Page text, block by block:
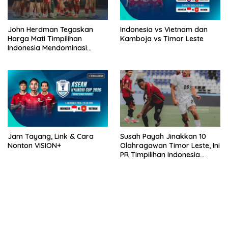
John Herdman Tegaskan
Harga Mati Timpilihan
Indonesia Mendominasi
Indonesia vs Vietnam dan
Kamboja vs Timor Leste
Jam Tayang, Link & Cara
Nonton VISION+
Susah Payah Jinakkan 10
Olahragawan Timor Leste, Ini
PR Timpilihan Indonesia